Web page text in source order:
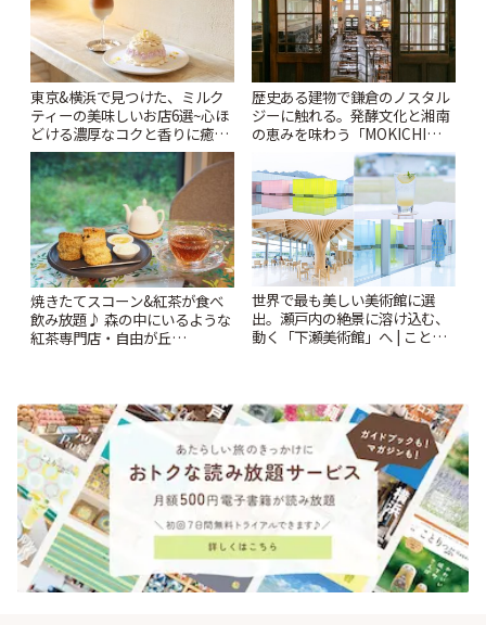
東京&横浜で見つけた、ミルク
ティーの美味しいお店6選~心ほ
どける濃厚なコクと香りに癒や
されるティータイム~ | ことりっ
ぷ
歴史ある建物で鎌倉のノスタル
ジーに触れる。発酵文化と湘南
の恵みを味わう「MOKICHI
KAMAKURA」 | ことりっぷ
焼きたてスコーン&紅茶が食べ
飲み放題♪ 森の中にいるような
紅茶専門店・自由が丘
世界で最も美しい美術館に選
出。瀬戸内の絶景に溶け込む、
動く「下瀬美術館」へ | ことり